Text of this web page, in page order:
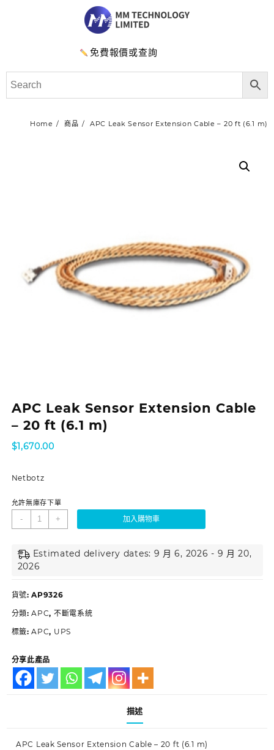
免費報價或查詢
Home 商品 APC Leak Sensor Extension Cable – 20 ft (6.1 m)
APC Leak Sensor Extension Cable
– 20 ft (6.1 m)
$1,670.00
Netbotz
允許無庫存下單
- + 加入購物車
Estimated delivery dates: 9 月 6, 2026 - 9 月 20,
2026
貨號:AP9326
分類:APC, 不斷電系統
標籤:APC, UPS
分享此產品
描述
APC Leak Sensor Extension Cable – 20 ft (6.1 m)